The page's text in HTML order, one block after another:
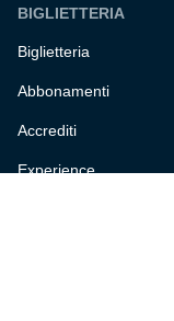
BIGLIETTERIA
Biglietteria
Abbonamenti
Accrediti
Experience